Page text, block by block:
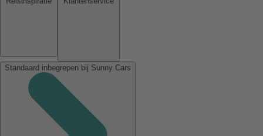
Standaard inbegrepen bij Sunny Cars